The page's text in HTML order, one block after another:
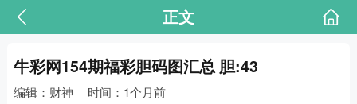
正文
牛彩网154期福彩胆码图汇总 胆:43
编辑：财神 时间：1个月前